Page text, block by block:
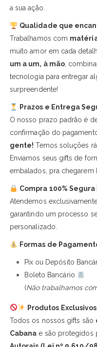
a sua ação.
Qualidade que
Trabalhamos com
muito amor em cada
um a um, à mão,
tecnologia para entregar
surpreendente!
Prazos e Entrega
O nosso prazo padrão é
confirmação do
gente! Temos soluções
Enviamos seus gifts de
embalados, pra chegarem
Compra 100%
Atendemos
garantindo um processo
personalizado.
Formas de
Pix ou Depósito
Boleto Bancário
(Não trabalhamos
Produtos
Todos os nossos gifts são
Cabana e são protegidos